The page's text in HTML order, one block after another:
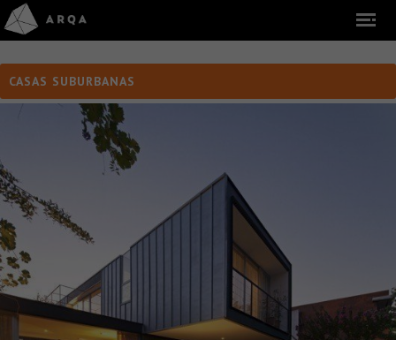
CASAS SUBURBANAS